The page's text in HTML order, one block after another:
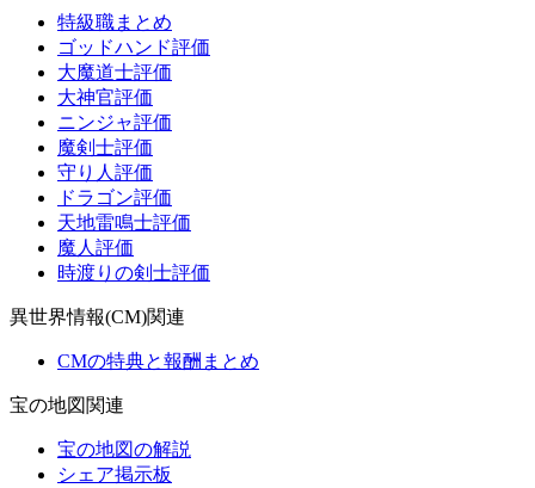
特級職まとめ
ゴッドハンド評価
大魔道士評価
大神官評価
ニンジャ評価
魔剣士評価
守り人評価
ドラゴン評価
天地雷鳴士評価
魔人評価
時渡りの剣士評価
異世界情報(CM)関連
CMの特典と報酬まとめ
宝の地図関連
宝の地図の解説
シェア掲示板